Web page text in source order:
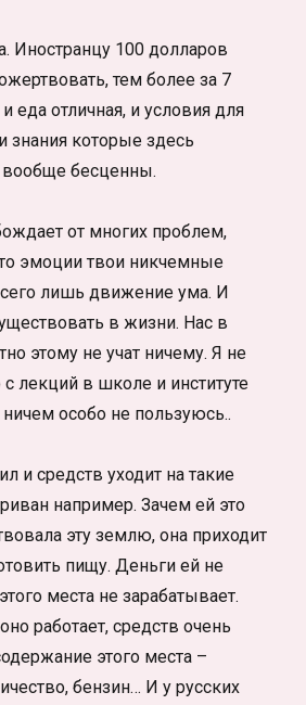
Иностранцу 100 долларов
тем более за 7
еда отличная, и условия для
знания которые здесь
бесценны.
от многих проблем,
эмоции твои никчемные
лишь движение ума. И
в жизни. Нас в
этому не учат ничему. Я не
лекций в школе и институте
особо не пользуюсь..
и средств уходит на такие
например. Зачем ей это
эту землю, она приходит
пищу. Деньги ей не
места не зарабатывает.
работает, средств очень
этого места –
бензин… И у русских